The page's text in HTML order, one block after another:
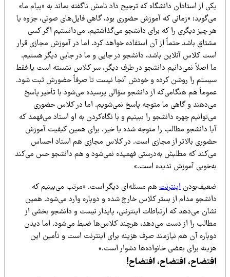
از استادان دانشگاه که ترجیح داد نامش ناگفته بماند به «پیام ما»
«زمانی که آموزش حضوری بود، گاهی فایل‌های صوتی، جزوه یا
چیز دیگری را که برای دانشجو می‌گذاشتیم، می‌دانستیم اگر کسی
باشد حتماً از آن استفاده خواهد کرد. اما در آموزش مجازی قرار
کلاس آنلاین باشد، دانشجو در جایی و ما در جایی دیگر هستیم.
اصلاً نمی‌دانیم دانشجو در طرف دیگر، سر کلاس نشسته است یا فقط
را روشن کرده و خودش آنجا نیست تا صرفاً حضورش ثبت شود.
هم هنگامی‌که از دانشجو سؤالی پرسیده می‌شود با تأخیر پاسخ
و گاهی ما متوجه پاسخ نمی‌شویم. اما در کلاس حضوری
چهره دانشجو را ببینیم و با نگاه‌کردن به او استاد می‌فهمد که
دانشجو مطالب را متوجه شده یا خیر. برای همین کیفیت آموزش
بالاتر از مجازی است. در کلاس مجازی هم استاد احساس
که مطلبش به‌درستی فهمیده نمی‌شود و هم دانشجو حس می‌کند
آموزش ندیده است.»
اینترنتهم مسئله‌ای دیگر است. «مرتب می‌بینیم که
مدام از بستر کلاس خارج شده و دوباره وارد می‌شود. همین
می‌دهد که ارتباطات اینترنتی، پایدار نیست و دانشجو بخشی از
را از دست می‌دهد، هرچند کلاس‌ها ضبط می‌شود. اما دیدن
آن هم نیازمند صرف هزینه برای اینترنت است و تأمین این
برای بعضی خانواده‌ها دشوار است.»
افتضاح، افتضاح!